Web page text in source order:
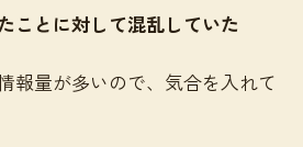
ことに対して混乱していた
報量が多いので、気合を入れて